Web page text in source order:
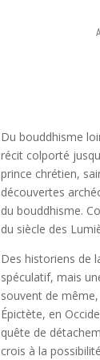
Du bouddhisme
récit colporté
prince chrétien,
découvertes
du bouddhisme.
du siècle des
Des historiens de
spéculatif, mais
souvent de
Épictète, en
quête de
crois à la